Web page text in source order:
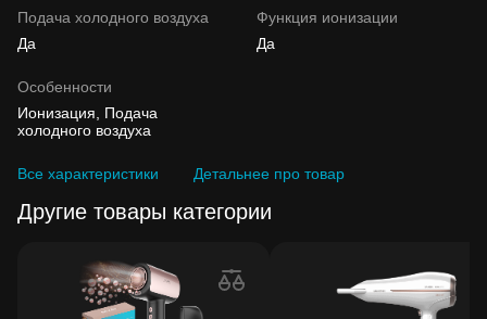
Подача холодного воздуха
Да
Функция ионизации
Да
Особенности
Ионизация, Подача
холодного воздуха
Все характеристики Детальнее про товар
Другие товары категории